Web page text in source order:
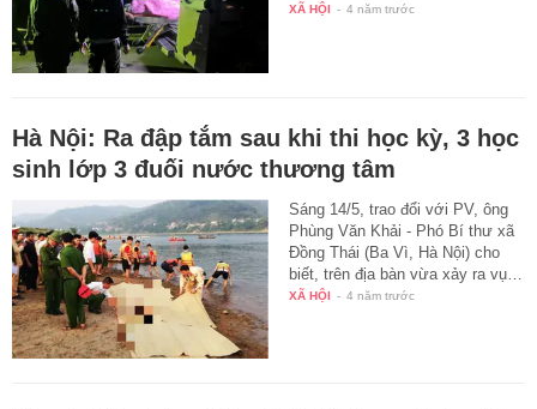
XÃ HỘI - 4 năm trước
Hà Nội: Ra đập tắm sau khi thi học kỳ, 3 học
sinh lớp 3 đuối nước thương tâm
Sáng 14/5, trao đổi với PV, ông
Phùng Văn Khải - Phó Bí thư xã
Đồng Thái (Ba Vì, Hà Nội) cho
biết, trên địa bàn vừa xảy ra vụ…
XÃ HỘI - 4 năm trước